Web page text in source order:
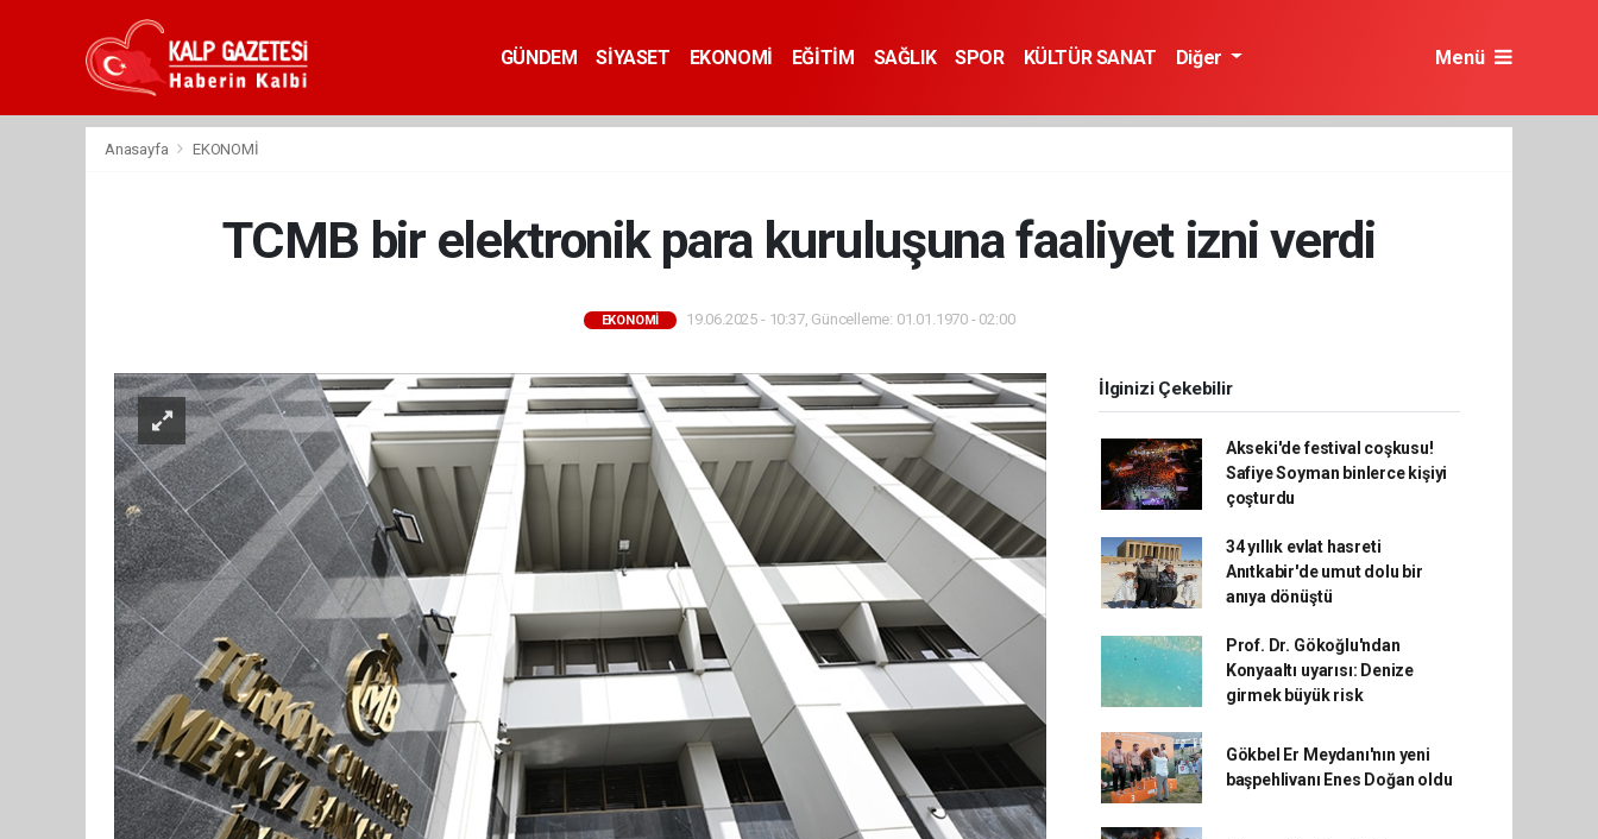
GÜNDEM SİYASET EKONOMİ EĞİTİM SAĞLIK SPOR KÜLTÜR SANAT Diğer Menü
Anasayfa EKONOMİ
TCMB bir elektronik para kuruluşuna faaliyet izni verdi
EKONOMİ 19.06.2025 - 10:37, Güncelleme: 01.01.1970 - 02:00
İlginizi Çekebilir
Akseki'de festival coşkusu!
Safiye Soyman binlerce kişiyi
çoşturdu
34 yıllık evlat hasreti
Anıtkabir'de umut dolu bir
anıya dönüştü
Prof. Dr. Gökoğlu'ndan
Konyaaltı uyarısı: Denize
girmek büyük risk
Gökbel Er Meydanı'nın yeni
başpehlivanı Enes Doğan oldu